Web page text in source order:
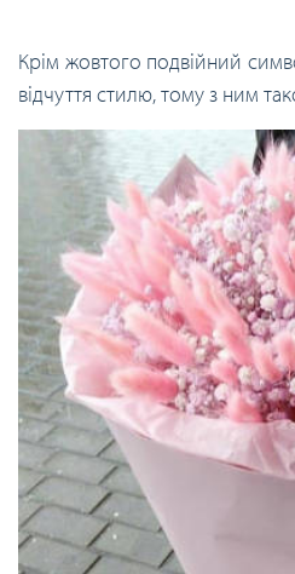
Крім жовтого подвійний
відчуття стилю, тому з ним